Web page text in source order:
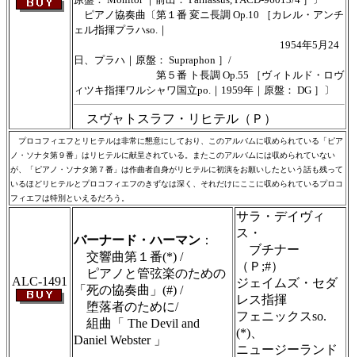
ピアノ協奏曲〔第１番 変ニ長調 Op.10 ［カレル・アンチ
ェル指揮プラハso.｜
1954年5月24
日、プラハ｜原盤： Supraphon ］/
第５番 ト長調 Op.55 ［ヴィトルド・ロヴ
ィツキ指揮ワルシャワ国立po.｜1959年｜原盤： DG ］〕
スヴャトスラフ・リヒテル（Ｐ）
プロコフィエフとリヒテルは非常に懇意にしており、このアルバムに収められている「ピア
ノ・ソナタ第９番」はリヒテルに献呈されている。またこのアルバムには収められていない
が、「ピアノ・ソナタ第７番」は作曲者自身がリヒテルに初演をお願いしたという話も残って
いるほどリヒテルとプロコフィエフのきずなは深く、それだけにここに収められているプロコ
フィエフは特別といえるだろう。
ALC-1491
バーナード・ハーマン ：
交響曲第１番(*) /
ピアノと管弦楽のための
「死の協奏曲」(#) /
堕落者のために/
組曲「 The Devil and
Daniel Webster 」
サラ・デイヴィ
ス・
ブチナー
（Ｐ;#）
ジェイムズ・セダ
レス指揮
フェニックスso.
(*)、
ニュージーランド